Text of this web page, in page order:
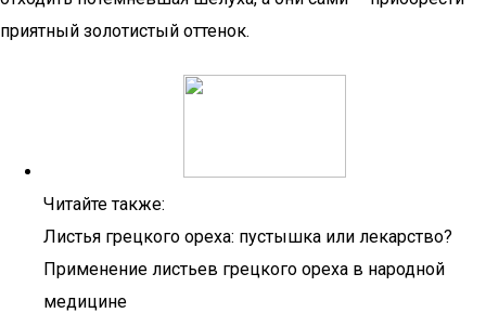
приятный золотистый оттенок.
Читайте также:
Листья грецкого ореха: пустышка или лекарство?
Применение листьев грецкого ореха в народной
медицине